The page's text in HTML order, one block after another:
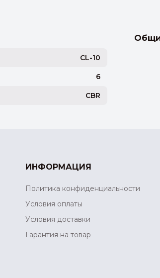
CL-10
6
CBR
ИНФОРМАЦИЯ
Политика конфиденциальности
Условия оплаты
Условия доставки
Гарантия на товар